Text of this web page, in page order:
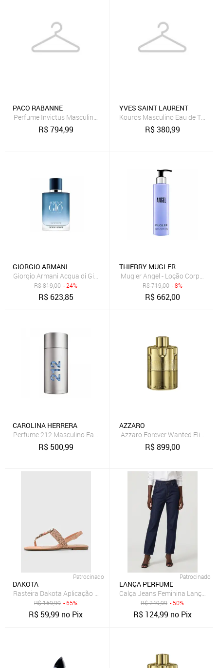
PACO RABANNE
Perfume Invictus Masculino Eau de Toilette 200 ml
R$794,99
YVES SAINT LAURENT
Kouros Masculino Eau de
R$380,99
GIORGIO ARMANI
Giorgio Armani Acqua di Giò Profondo Eau de Toilette - Perfume
R$819,00 - 24%
R$ 623,85
THIERRY MUGLER
Mugler Angel - Loção Corporal
R$719,00 - 8%
R$ 662,00
CAROLINA HERRERA
Perfume 212 Masculino Eau de Toilette Carolina Herrera 100 ml
R$ 500,99
AZZARO
Azzaro Forever Wanted Elixir
R$899,00
Patrocinado
DAKOTA
Rasteira Dakota Aplicação Coral
R$169,99 - 65%
R$ 59,99 no Pix
Patrocinado
LANÇA PERFUME
Calça Jeans Feminina Lança
R$249,99 - 50%
R$ 124,99 no Pix